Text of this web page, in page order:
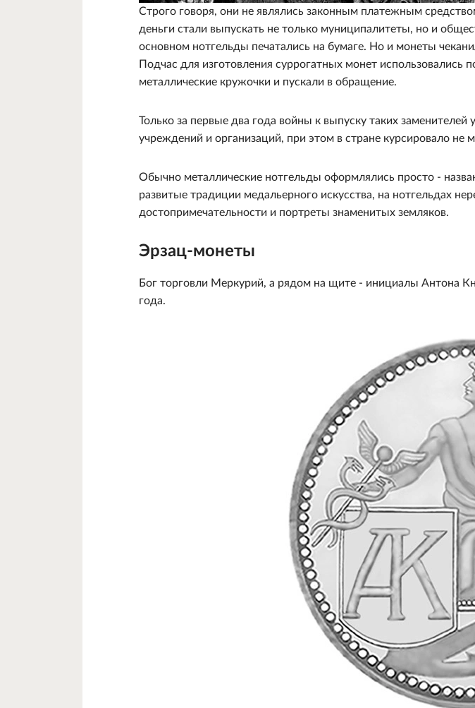
Строго говоря, они не являлись законным платежным
деньги стали выпускать не только муниципалитеты, но и
основном нотгельды печатались на бумаге. Но и монеты
Подчас для изготовления суррогатных монет использовались
металлические кружочки и пускали в обращение.
Только за первые два года войны к выпуску таких
учреждений и организаций, при этом в стране курсировало не
Обычно металлические нотгельды оформлялись просто -
развитые традиции медальерного искусства, на нотгельдах
достопримечательности и портреты знаменитых земляков.
Эрзац-монеты
Бог торговли Меркурий, а рядом на щите - инициалы Антона
года.